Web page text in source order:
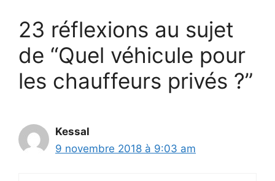
23 réflexions au sujet
de “Quel véhicule pour
les chauffeurs privés ?”
Kessal
9 novembre 2018 à 9:03 am